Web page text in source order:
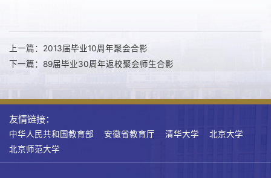
上一篇：2013届毕业10周年聚会合影
下一篇：89届毕业30周年返校聚会师生合影
友情链接：
中华人民共和国教育部 安徽省教育厅 清华大学
北京大学
北京师范大学